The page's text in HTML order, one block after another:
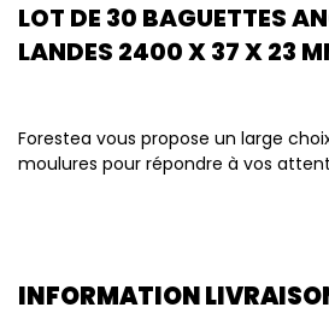
LOT DE 30 BAGUETTES
LANDES 2400 X 37 X 23
Forestea vous propose un large
moulures pour répondre à vos
INFORMATION